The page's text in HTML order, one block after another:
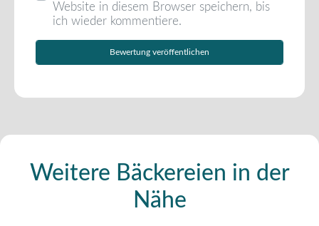
Website in diesem Browser speichern, bis
ich wieder kommentiere.
Weitere Bäckereien in der
Nähe